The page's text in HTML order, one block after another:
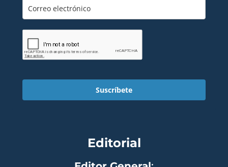
Suscríbete
Editorial